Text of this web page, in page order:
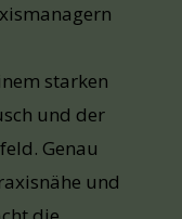
starken
und der
Genau
und